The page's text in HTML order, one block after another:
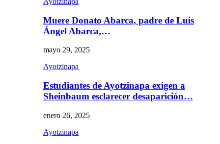
Muere Donato Abarca, padre de Luis
Ángel Abarca,…
mayo 29, 2025
Ayotzinapa
Estudiantes de Ayotzinapa exigen a
Sheinbaum esclarecer desaparición…
enero 26, 2025
Ayotzinapa